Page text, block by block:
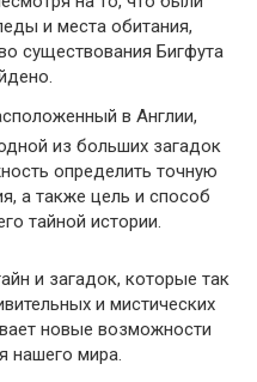
и места обитания,
существования Бигфута
в Англии,
из больших загадок
определить точную
а также цель и способ
тайной истории.
и загадок, которые так
и мистических
новые возможности
нашего мира.